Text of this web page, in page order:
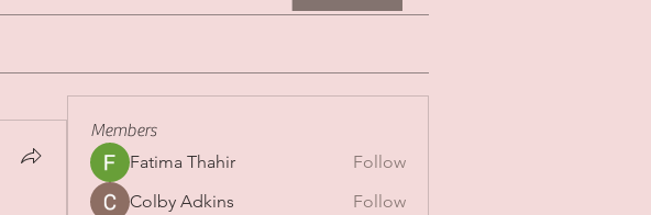
Members
Fatima Thahir
Follow
Colby Adkins
Follow